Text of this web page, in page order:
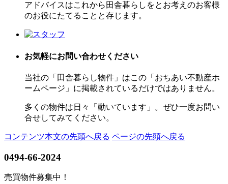
アドバイスはこれから田舎暮らしをとお考えのお客様
のお役にたてることと存じます。
お気軽にお問い合わせ ください
当社の「田舎暮らし物件」はこの「おちあい不動産ホ
ームページ」に掲載されているだけではありません。
多くの物件は日々「動いています」。ぜひ一度お問い
合せしてみてください。
コンテンツ本文の先頭へ戻る ページの先頭へ戻る
0494-66-2024
売買物件募集中！